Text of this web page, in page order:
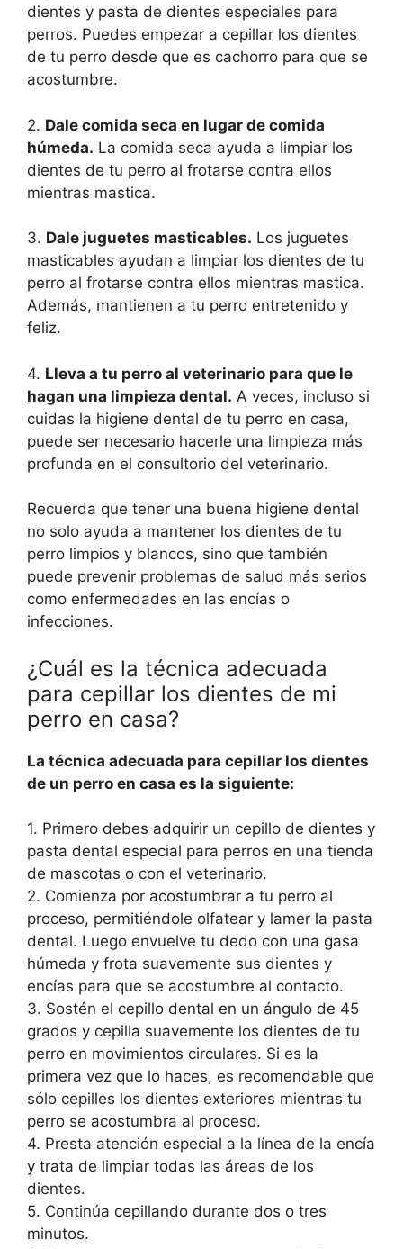
dientes y pasta de dientes especiales para
perros. Puedes empezar a cepillar los dientes
de tu perro desde que es cachorro para que se
acostumbre.
2. Dale comida seca en lugar de comida
húmeda. La comida seca ayuda a limpiar los
dientes de tu perro al frotarse contra ellos
mientras mastica.
3. Dale juguetes masticables. Los juguetes
masticables ayudan a limpiar los dientes de tu
perro al frotarse contra ellos mientras mastica.
Además, mantienen a tu perro entretenido y
feliz.
4. Lleva a tu perro al veterinario para que le
hagan una limpieza dental. A veces, incluso si
cuidas la higiene dental de tu perro en casa,
puede ser necesario hacerle una limpieza más
profunda en el consultorio del veterinario.
Recuerda que tener una buena higiene dental
no solo ayuda a mantener los dientes de tu
perro limpios y blancos, sino que también
puede prevenir problemas de salud más serios
como enfermedades en las encías o
infecciones.
¿Cuál es la técnica adecuada
para cepillar los dientes de mi
perro en casa?
La técnica adecuada para cepillar los dientes
de un perro en casa es la siguiente:
1. Primero debes adquirir un cepillo de dientes y
pasta dental especial para perros en una tienda
de mascotas o con el veterinario.
2. Comienza por acostumbrar a tu perro al
proceso, permitiéndole olfatear y lamer la pasta
dental. Luego envuelve tu dedo con una gasa
húmeda y frota suavemente sus dientes y
encías para que se acostumbre al contacto.
3. Sostén el cepillo dental en un ángulo de 45
grados y cepilla suavemente los dientes de tu
perro en movimientos circulares. Si es la
primera vez que lo haces, es recomendable que
sólo cepilles los dientes exteriores mientras tu
perro se acostumbra al proceso.
4. Presta atención especial a la línea de la encía
y trata de limpiar todas las áreas de los
dientes.
5. Continúa cepillando durante dos o tres
minutos.